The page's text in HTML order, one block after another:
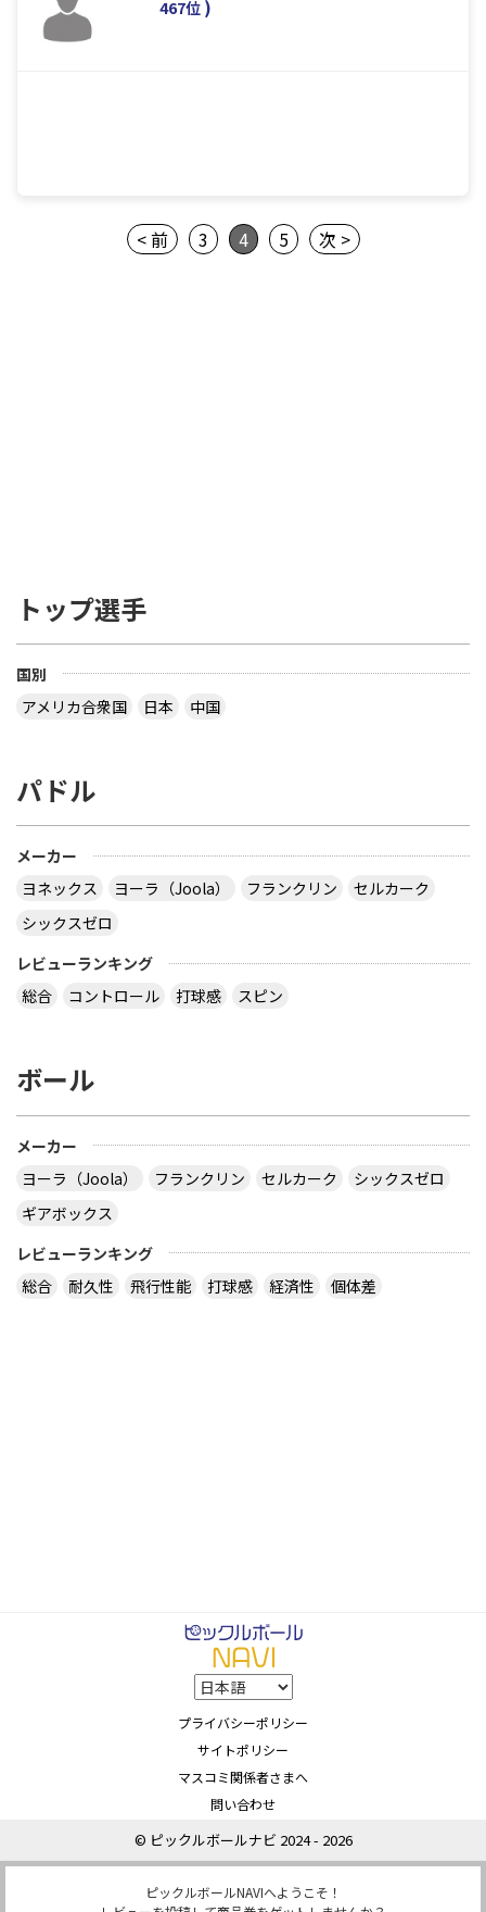
467位 )
< 前 3 4 5 次 >
トップ選手
国別
アメリカ合衆国
日本 中国
パドル
メーカー
ヨネックス
ヨーラ（Joola） フランクリン
セルカーク
シックスゼロ
レビューランキング
総合
コントロール 打球感 スピン
ボール
メーカー
ヨーラ（Joola）
フランクリン セルカーク
シックスゼロ
ギアボックス
レビューランキング
総合
耐久性 飛行性能 打球感 経済性 個体差
プライバシーポリシー
サイトポリシー
マスコミ関係者さまへ
問い合わせ
© ピックルボールナビ 2024 - 2026
ピックルボールNAVIへようこそ！